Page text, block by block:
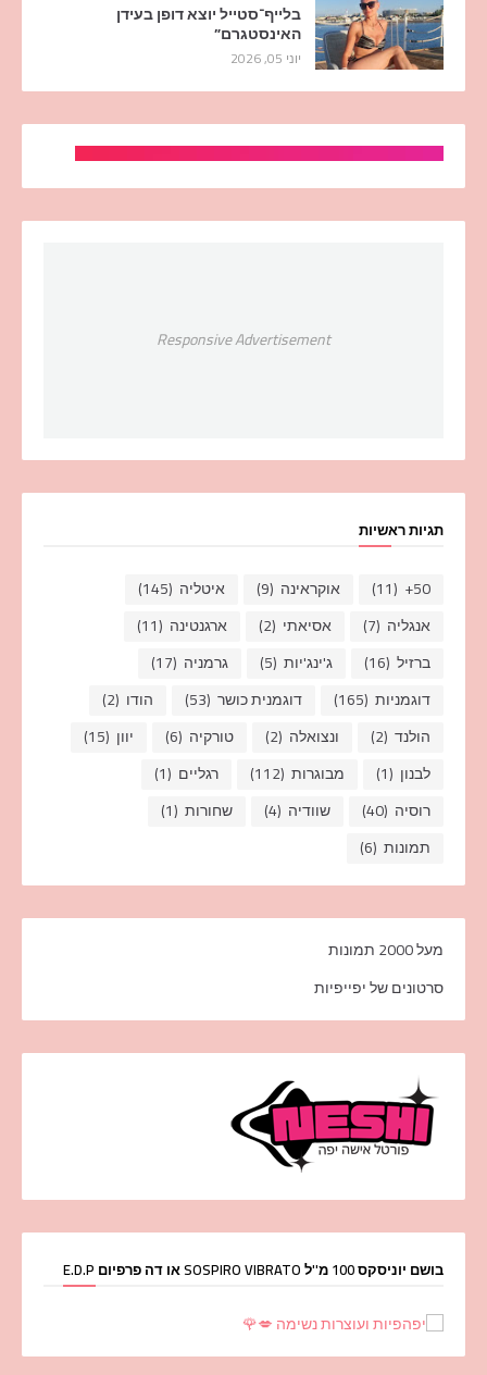
בלייף־סטייל יוצא דופן בעידן
האינסטגרם”
יוני 05, 2026
Responsive Advertisement
תגיות ראשיות
50+
(11) אוקראינה (9) איטליה (145)
אנגליה (7) אסיאתי (2) ארגנטינה (11)
ברזיל (16) ג'ינג'יות (5) גרמניה (17)
דוגמניות (165) דוגמנית כושר (53) הודו (2)
הולנד (2) ונצואלה (2) טורקיה (6) יוון (15)
לבנון (1) מבוגרות (112) רגליים (1)
רוסיה (40) שוודיה (4) שחורות (1)
תמונות (6)
מעל 2000 תמונות
סרטונים של יפייפיות
בושם יוניסקס 100 מ''ל SOSPIRO VIBRATO או דה פרפיום E.D.P